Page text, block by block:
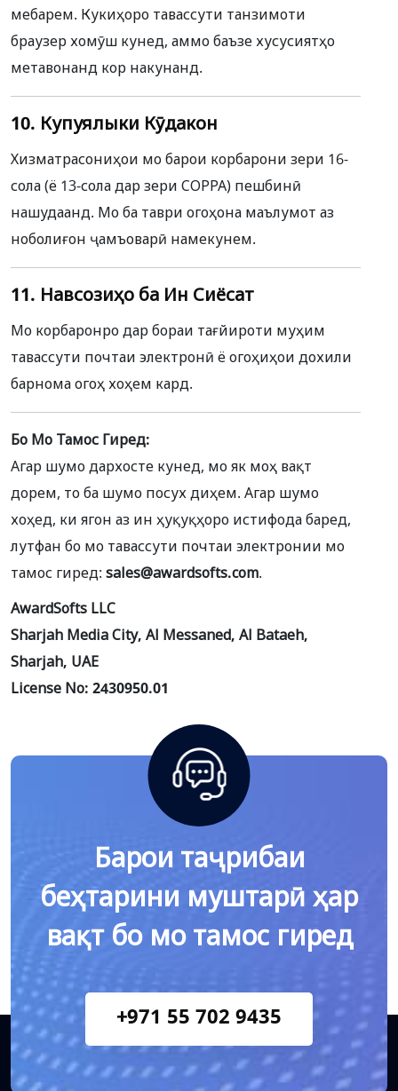
мебарем. Кукиҳоро тавассути танзимоти
браузер хомӯш кунед, аммо баъзе хусусиятҳо
метавонанд кор накунанд.
10. Купуялыки Кӯдакон
Хизматрасониҳои мо барои корбарони зери 16-
сола (ё 13-сола дар зери COPPA) пешбинӣ
нашудаанд. Мо ба таври огоҳона маълумот аз
ноболиғон ҷамъоварӣ намекунем.
11. Навсозиҳо ба Ин Сиёсат
Мо корбаронро дар бораи тағйироти муҳим
тавассути почтаи электронӣ ё огоҳиҳои дохили
барнома огоҳ хоҳем кард.
Бо Мо Тамос Гиред:
Агар шумо дархосте кунед, мо як моҳ вақт
дорем, то ба шумо посух диҳем. Агар шумо
хоҳед, ки ягон аз ин ҳуқуқҳоро истифода баред,
лутфан бо мо тавассути почтаи электронии мо
тамос гиред:sales@awardsofts.com.
AwardSofts LLC
Sharjah Media City, Al Messaned, Al Bataeh,
Sharjah, UAE
License No: 2430950.01
Барои таҷрибаи
беҳтарини муштарӣ ҳар
вақт бо мо тамос гиред
+971 55 702 9435